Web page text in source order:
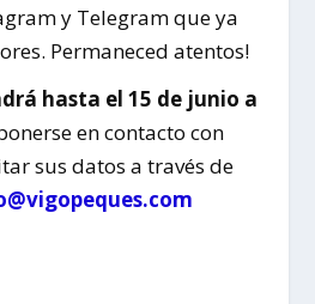
y Telegram que ya
Permaneced atentos!
hasta el 15 de junio a
en contacto con
sus datos a través de